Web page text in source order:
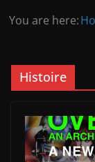
You are here:
Histoire